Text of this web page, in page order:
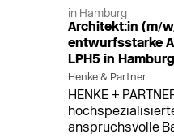
in Hamburg
Architekt:in (m/
entwurfsstarke
LPH5 in Hamburg
Henke & Partner
HENKE +
anspruchsvolle